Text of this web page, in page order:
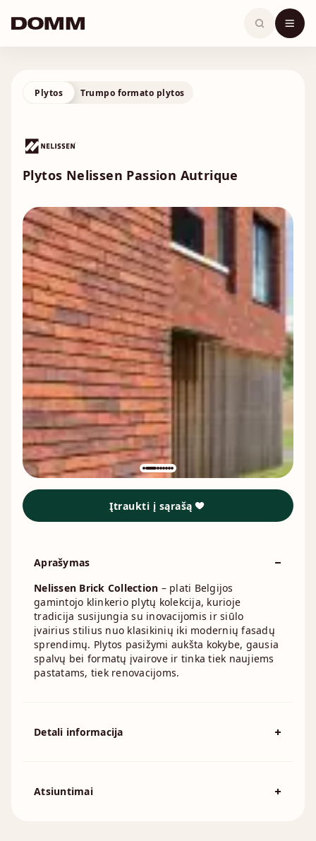
content
Plytos Trumpo formato plytos
Plytos Nelissen Passion Autrique
Įtraukti į sąrašą
Aprašymas
Nelissen Brick Collection – plati Belgijos
gamintojo klinkerio plytų kolekcija, kurioje
tradicija susijungia su inovacijomis ir siūlo
įvairius stilius nuo klasikinių iki modernių fasadų
sprendimų. Plytos pasižymi aukšta kokybe, gausia
spalvų bei formatų įvairove ir tinka tiek naujiems
pastatams, tiek renovacijoms.
Detali informacija
Atsiuntimai